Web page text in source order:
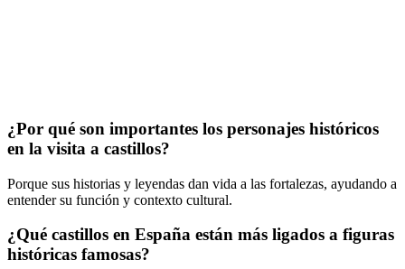
¿Por qué son importantes los personajes históricos
en la visita a castillos?
Porque sus historias y leyendas dan vida a las fortalezas, ayudando a
entender su función y contexto cultural.
¿Qué castillos en España están más ligados a figuras
históricas famosas?